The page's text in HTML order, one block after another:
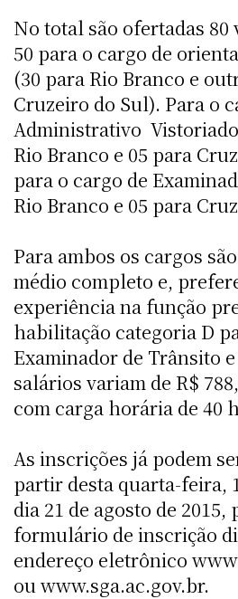
No total são ofertadas 80
50 para o cargo de
(30 para Rio Branco e
Cruzeiro do Sul). Para o
Administrativo 
Rio Branco e 05 para
para o cargo de
Rio Branco e 05 para
Para ambos os cargos
médio completo e,
experiência na função
habilitação categoria D
Examinador de Trânsito
salários variam de R$
com carga horária de 40
As inscrições já podem
partir desta quarta-feira,
dia 21 de agosto de 2015,
formulário de inscrição
endereço eletrônico
ou www.sga.ac.gov.br.